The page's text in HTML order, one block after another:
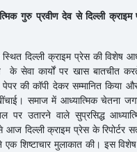
गुरु प्रवीण देव से दिल्ली क्राइम
स्थित ​दिल्ली क्राइम प्रेस की विशेष
सेवा कार्यों पर खास बातचीत
की कॉपी देकर सम्मानित किया
​समाज में आध्यात्मिक चेतना
पर उतारने वाले सुप्रसिद्ध
दिल्ली क्राइम प्रेस के रिपोर्टर
एक शिष्टाचार मुलाकात की। इस